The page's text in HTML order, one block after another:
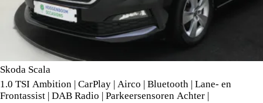
Skoda Scala
1.0 TSI Ambition | CarPlay | Airco | Bluetooth | Lane- en
Frontassist | DAB Radio | Parkeersensoren Achter |